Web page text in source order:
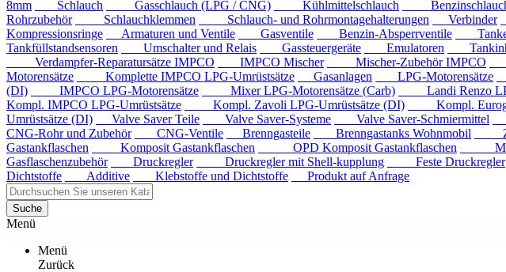
8mm
Schlauch Gasschlauch (LPG / CNG) Kühlmittelschlauch
Rohrzubehör
Schlauchklemmen Schlauch- und Rohrmontagehalterungen Verbinder
Kompressionsringe
Armaturen und Ventile Gasventile Benzin-Absperrventile
Tankfüllstandsensoren
Umschalter und Relais Gassteuergeräte Emulatoren
Verdampfer-Reparatursätze IMPCO
IMPCO Mischer Mischer-Zubehör IMPCO
Motorensätze
Komplette IMPCO LPG-Umrüstsätze Gasanlagen LPG-Motorensätze
(DI)
IMPCO LPG-Motorensätze Mixer LPG-Motorensätze (Carb) Landi Renzo
Kompl. IMPCO LPG-Umrüstsätze
Kompl. Zavoli LPG-Umrüstsätze (DI) Kompl.
Umrüstsätze (DI)
Valve Saver Teile Valve Saver-Systeme Valve Saver-Schmiermittel
CNG-Rohr und Zubehör
CNG-Ventile Brenngasteile Brenngastanks Wohnmobil
Gastankflaschen
Komposit Gastankflaschen OPD Komposit Gastankflaschen MV
Gasflaschenzubehör
Druckregler Druckregler mit Shell-kupplung Feste Druckregler
Dichtstoffe
Additive Klebstoffe und Dichtstoffe Produkt auf Anfrage
Suche
Menü
Menü
Zurück